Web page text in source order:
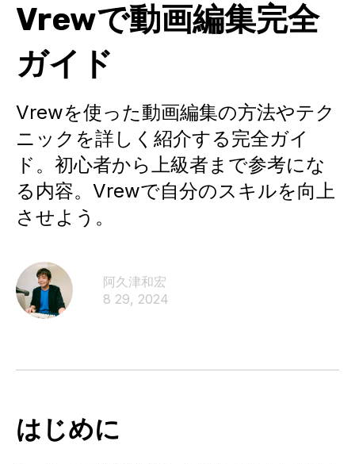
Vrewで動画編集完全
ガイド
Vrewを使った動画編集の方法やテク
ニックを詳しく紹介する完全ガイ
ド。初心者から上級者まで参考にな
る内容。Vrewで自分のスキルを向上
させよう。
阿久津和宏
8 29, 2024
はじめに